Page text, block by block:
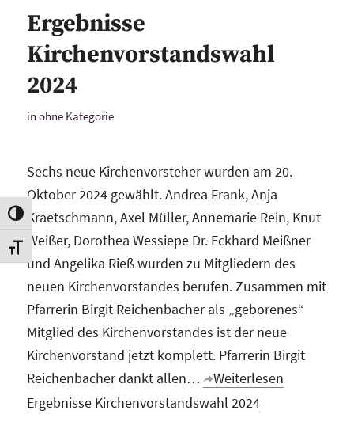
Toggle High Contrast
Toggle Font size
Ergebnisse
Kirchenvorstandswahl
2024
in ohne Kategorie
Sechs neue Kirchenvorsteher wurden am 20.
Oktober 2024 gewählt. Andrea Frank, Anja
Kraetschmann, Axel Müller, Annemarie Rein, Knut
Weißer, Dorothea Wessiepe Dr. Eckhard Meißner
und Angelika Rieß wurden zu Mitgliedern des
neuen Kirchenvorstandes berufen. Zusammen mit
Pfarrerin Birgit Reichenbacher als „geborenes“
Mitglied des Kirchenvorstandes ist der neue
Kirchenvorstand jetzt komplett. Pfarrerin Birgit
Reichenbacher dankt allen…
Weiterlesen
Ergebnisse Kirchenvorstandswahl 2024